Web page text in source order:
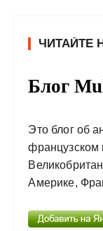
ЧИТАЙТЕ
Блог
Это блог об
французском
Америке,